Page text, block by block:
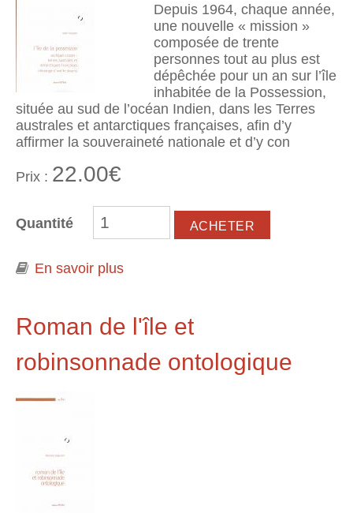
Depuis 1964, chaque année,
une nouvelle « mission »
composée de trente
personnes tout au plus est
dépêchée pour un an sur l’île
inhabitée de la Possession,
située au sud de l’océan Indien, dans les Terres
australes et antarctiques françaises, afin d’y
affirmer la souveraineté nationale et d’y con
Prix : 22.00€
Quantité
En savoir plus
d'une île déserte
Roman de l'île et
robinsonnade ontologique